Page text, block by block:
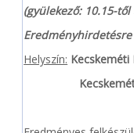
(gyülekező: 10.15-
Helyszín: Kecskeméti